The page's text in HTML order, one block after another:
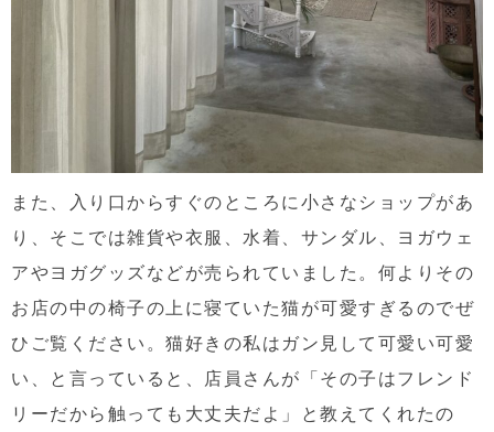
また、入り口からすぐのところに小さなショップがあ
り、そこでは雑貨や衣服、水着、サンダル、ヨガウェ
アやヨガグッズなどが売られていました。何よりその
お店の中の椅子の上に寝ていた猫が可愛すぎるのでぜ
ひご覧ください。猫好きの私はガン見して可愛い可愛
い、と言っていると、店員さんが「その子はフレンド
リーだから触っても大丈夫だよ」と教えてくれたの